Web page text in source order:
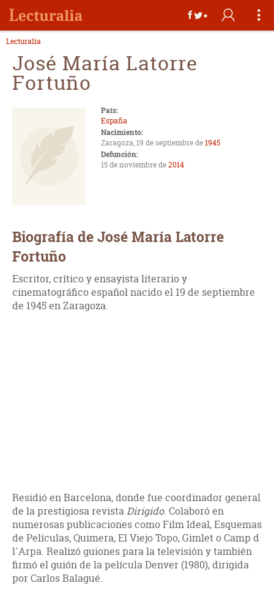
Lecturalia
José María Latorre
Fortuño
País:
España
Nacimiento:
Zaragoza, 19 de septiembre de1945
Defunción:
15 de noviembre de2014
Biografía de José María Latorre
Fortuño
Escritor, crítico y ensayista literario y
cinematográfico español nacido el 19 de septiembre
de 1945 en Zaragoza.
Residió en Barcelona, donde fue coordinador general
de la prestigiosa revistaDirigido. Colaboró en
numerosas publicaciones como Film Ideal, Esquemas
de Películas, Quimera, El Viejo Topo, Gimlet o Camp d
l´Arpa. Realizó guiones para la televisión y también
firmó el guión de la película Denver (1980), dirigida
por Carlos Balagué.